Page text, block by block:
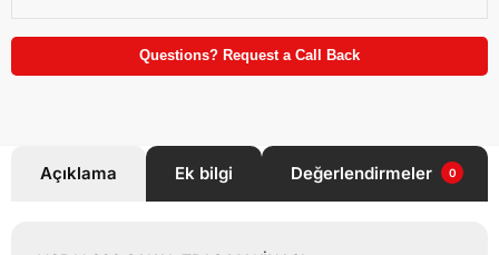
Questions? Request a Call Back
Açıklama Ek bilgi Değerlendirmeler 0